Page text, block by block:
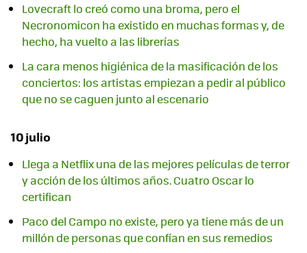
Lovecraft lo creó como una broma, pero el
Necronomicon ha existido en muchas formas y, de
hecho, ha vuelto a las librerías
La cara menos higiénica de la masificación de los
conciertos: los artistas empiezan a pedir al público
que no se caguen junto al escenario
10 julio
Llega a Netflix una de las mejores películas de terror
y acción de los últimos años. Cuatro Oscar lo
certifican
Paco del Campo no existe, pero ya tiene más de un
millón de personas que confían en sus remedios